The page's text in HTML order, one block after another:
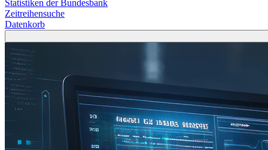
Statistiken der Bundesbank
Zeitreihensuche
Datenkorb